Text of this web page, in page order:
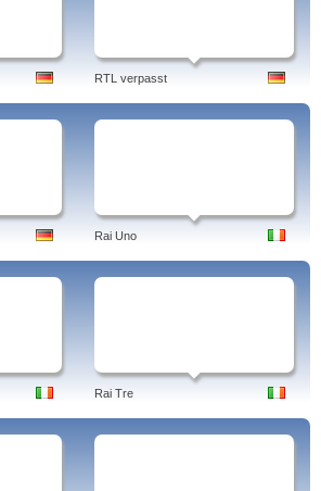
RTL verpasst
Rai Uno
Rai Tre